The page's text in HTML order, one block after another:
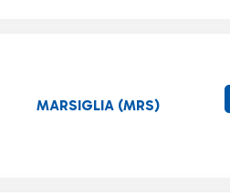
MARSIGLIA (MRS)